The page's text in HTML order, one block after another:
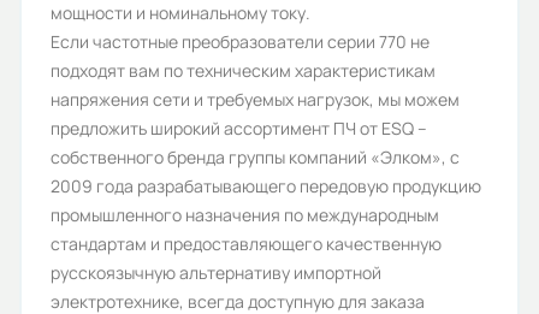
мощности и номинальному току.
Если частотные преобразователи серии 770 не
подходят вам по техническим характеристикам
напряжения сети и требуемых нагрузок, мы можем
предложить широкий ассортимент ПЧ от ESQ –
собственного бренда группы компаний «Элком», с
2009 года разрабатывающего передовую продукцию
промышленного назначения по международным
стандартам и предоставляющего качественную
русскоязычную альтернативу импортной
электротехнике, всегда доступную для заказа